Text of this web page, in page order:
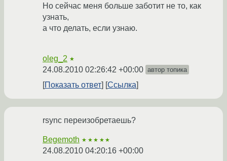
Но сейчас меня больше заботит не то, как
узнать,
а что делать, если узнаю.
oleg_2 ★
24.08.2010 02:26:42 +00:00 автор топика
Показать ответ Ссылка
rsync переизобретаешь?
Begemoth ★★★★★
24.08.2010 04:20:16 +00:00